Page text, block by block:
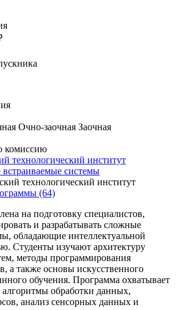
Очно-заочная Заочная
комиссию
институт
системы
(64)
на подготовку специалистов,
и разрабатывать сложные
обладающие интеллектуальной
Студенты изучают архитектуру
методы программирования
а также основы искусственного
обучения. Программа охватывает
алгоритмы обработки данных,
анализ сенсорных данных и